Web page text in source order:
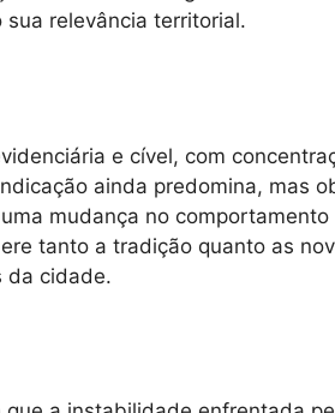
relevância territorial.
e cível, com
ainda predomina, mas
mudança no comportamento
tanto a tradição quanto as
da cidade.